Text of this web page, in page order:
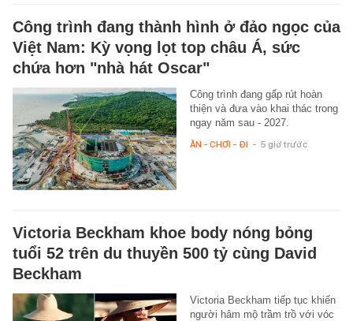
Công trình đang thành hình ở đảo ngọc của
Việt Nam: Kỳ vọng lọt top châu Á, sức
chứa hơn "nhà hát Oscar"
Công trình đang gấp rút hoàn
thiện và đưa vào khai thác trong
ngay năm sau - 2027.
ĂN - CHƠI - ĐI - 5 giờ trước
Victoria Beckham khoe body nóng bỏng
tuổi 52 trên du thuyền 500 tỷ cùng David
Beckham
Victoria Beckham tiếp tục khiến
người hâm mộ trầm trồ với vóc